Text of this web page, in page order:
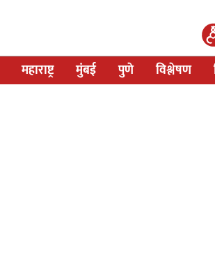
महाराष्ट्र मुंबई पुणे विश्लेषण